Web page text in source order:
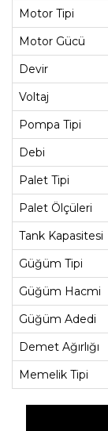
Motor Tipi
Motor Gücü
Devir
Voltaj
Pompa Tipi
Debi
Palet Tipi
Palet Ölçüleri
Tank Kapasitesi
Güğüm Tipi
Güğüm Hacmi
Güğüm Adedi
Demet Ağırlığı
Memelik Tipi